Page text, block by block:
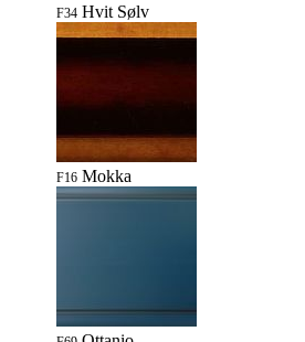
F34 Hvit Sølv
F16 Mokka